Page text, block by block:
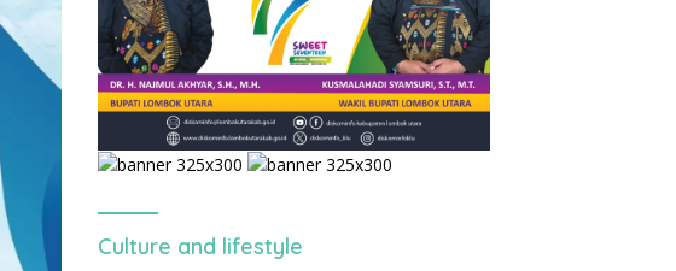
Culture and lifestyle